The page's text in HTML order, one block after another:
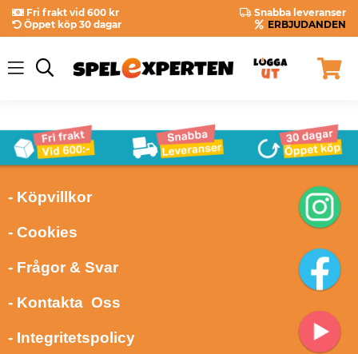
Fri frakt vid 600 kr
Snabba leveranser
Öppet köp 30 dagar
ERBJUDANDEN
- Köpvillkor
- Cookies
- Frågor & Svar
- Kontakta Oss
- Integritetspolicy